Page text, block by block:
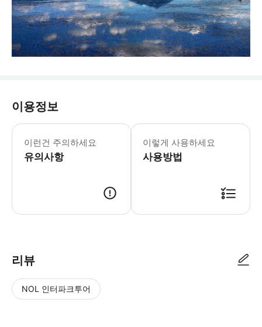
이용정보
이런건 주의하세요
유의사항
🚨 주의 사항 - 도로 상황에 따라 도착
이렇게 사용하세요
사용방법
리뷰
NOL 인터파크투어